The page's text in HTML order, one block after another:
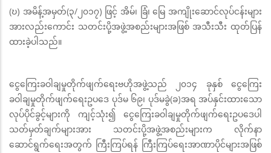
(ဎ) အမိန့်အမှတ်(၃/၂၀၁၇) ဖြင့် အိမ်၊ ခြံ၊ မြေ အကျိုးဆောင်လုပ်ငန်းများ
အားလည်းကောင်း သတင်းပို့အဖွဲ့အစည်းများအဖြစ် အသီးသီး ထုတ်ပြန်
ထားခဲ့ပါသည်။
ငွေကြေးခဝါချမှုတိုက်ဖျက်ရေးဗဟိုအဖွဲ့သည် ၂၀၁၄ ခုနှစ် ငွေကြေး
ခဝါချမှုတိုက်ဖျက်ရေးဥပဒေ ပုဒ်မ ၆၉၊ ပုဒ်မခွဲ(ခ)အရ အပ်နှင်းထားသော
လုပ်ပိုင်ခွင့်များကို ကျင့်သုံး၍ ငွေကြေးခဝါချမှုတိုက်ဖျက်ရေးဥပဒေပါ
သတ်မှတ်ချက်များအား သတင်းပို့အဖွဲ့အစည်းများက လိုက်နာ
ဆောင်ရွက်ရေးအတွက် ကြီးကြပ်ရန် ကြီးကြပ်ရေးအာဏာပိုင်များအဖြစ်